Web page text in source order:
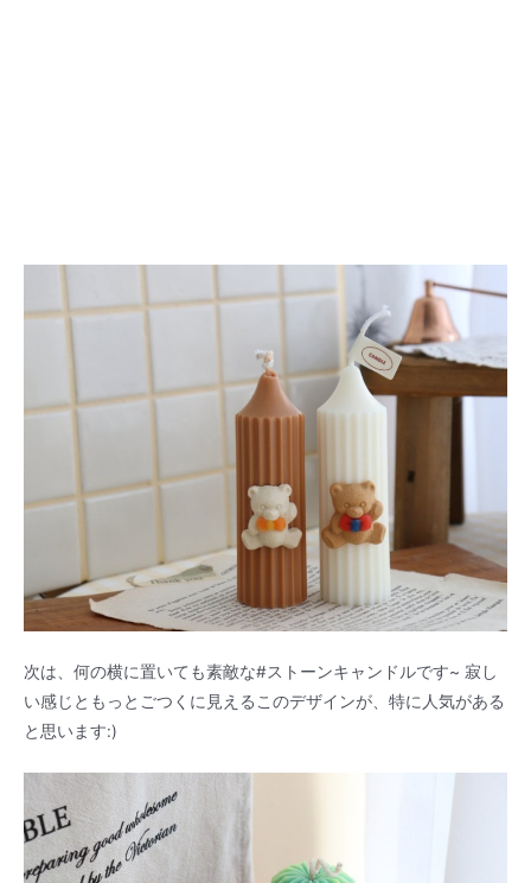
次は、何の横に置いても素敵な#ストーンキャンドルです~ 寂し
い感じともっとごつくに見えるこのデザインが、特に人気がある
と思います:)